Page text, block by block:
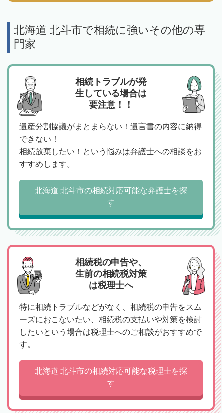
北海道 北斗市で相続に強いその他の専
門家
相続トラブルが発
生している場合は
要注意！！
遺産分割協議がまとまらない！遺言書の内容に納得
できない！
相続放棄したい！という悩みは弁護士への相談をお
すすめします。
北海道 北斗市の相続対応可能な弁護士を探
す
相続税の申告や、
生前の相続税対策
は税理士へ
特に相続トラブルなどがなく、相続税の申告をスム
ーズにおこないたい、相続税の支払いや対策を検討
したいという場合は税理士へのご相談がおすすめで
す。
北海道 北斗市の相続対応可能な税理士を探
す